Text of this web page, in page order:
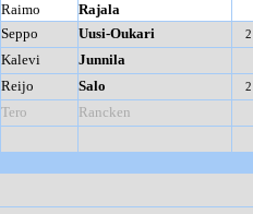
Raimo Rajala
Seppo Uusi-Oukari 2
Kalevi Junnila
Reijo Salo 2
Tero Rancken